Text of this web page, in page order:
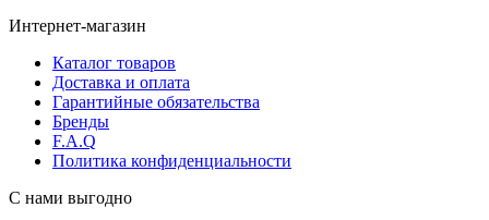
Интернет-магазин
Каталог товаров
Доставка и оплата
Гарантийные обязательства
Бренды
F.A.Q
Политика конфиденциальности
С нами выгодно